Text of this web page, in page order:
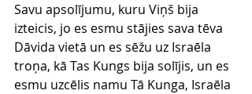
Savu apsolījumu, kuru Viņš bija
izteicis, jo es esmu stājies sava tēva
Dāvida vietā un es sēžu uz Israēla
troņa, kā Tas Kungs bija solījis, un es
esmu uzcēlis namu Tā Kunga, Israēla